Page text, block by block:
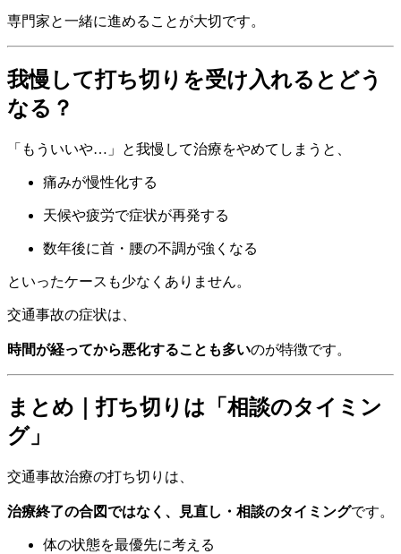
専門家と一緒に進めることが大切です。
我慢して打ち切りを受け入れるとどう
なる？
「もういいや…」と我慢して治療をやめてしまうと、
痛みが慢性化する
天候や疲労で症状が再発する
数年後に首・腰の不調が強くなる
といったケースも少なくありません。
交通事故の症状は、
時間が経ってから悪化することも多いのが特徴です。
まとめ｜打ち切りは「相談のタイミン
グ」
交通事故治療の打ち切りは、
治療終了の合図ではなく、見直し・相談のタイミングです。
体の状態を最優先に考える